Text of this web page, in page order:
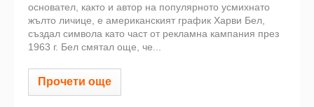
основател, както и автор на популярното усмихнато
жълто личице, е американският график Харви Бел,
създал символа като част от рекламна кампания през
1963 г. Бел смятал още, че...
Прочети още